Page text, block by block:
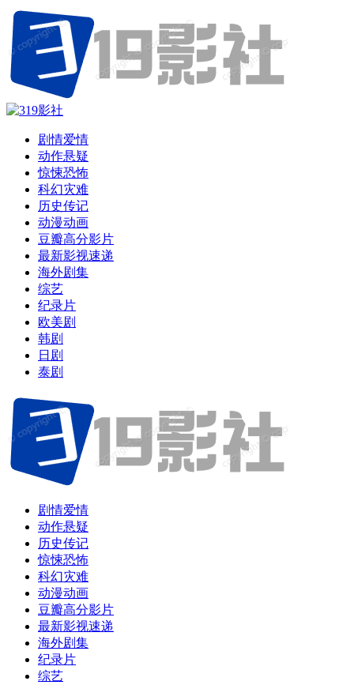
剧情爱情
动作悬疑
惊悚恐怖
科幻灾难
历史传记
动漫动画
豆瓣高分影片
最新影视速递
海外剧集
综艺
纪录片
欧美剧
韩剧
日剧
泰剧
剧情爱情
动作悬疑
历史传记
惊悚恐怖
科幻灾难
动漫动画
豆瓣高分影片
最新影视速递
海外剧集
纪录片
综艺